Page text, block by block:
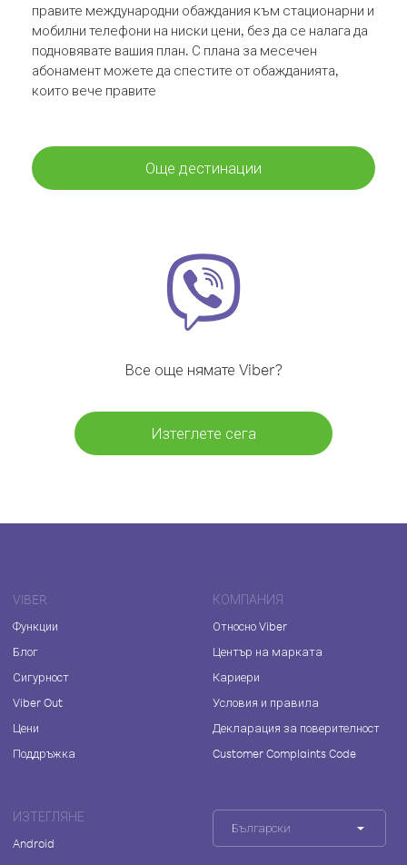
правите международни обаждания към стационарни и
мобилни телефони на ниски цени, без да се налага да
подновявате вашия план. С плана за месечен
абонамент можете да спестите от обажданията,
които вече правите
Още дестинации
Все още нямате Viber?
Изтеглете сега
VIBER
Функции
Блог
Сигурност
Viber Out
Цени
Поддръжка
КОМПАНИЯ
Относно Viber
Център на марката
Кариери
Условия и правила
Декларация за поверителност
Customer Complaints Code
ИЗТЕГЛЯНЕ
Android
Български